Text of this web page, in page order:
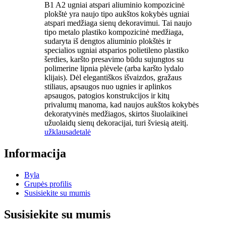
B1 A2 ugniai atspari aliuminio kompozicinė
plokštė yra naujo tipo aukštos kokybės ugniai
atspari medžiaga sienų dekoravimui. Tai naujo
tipo metalo plastiko kompozicinė medžiaga,
sudaryta iš dengtos aliuminio plokštės ir
specialios ugniai atsparios polietileno plastiko
šerdies, karšto presavimo būdu sujungtos su
polimerine lipnia plėvele (arba karšto lydalo
klijais). Dėl elegantiškos išvaizdos, gražaus
stiliaus, apsaugos nuo ugnies ir aplinkos
apsaugos, patogios konstrukcijos ir kitų
privalumų manoma, kad naujos aukštos kokybės
dekoratyvinės medžiagos, skirtos šiuolaikinei
užuolaidų sienų dekoracijai, turi šviesią ateitį.
užklausadetalė
Informacija
Byla
Grupės profilis
Susisiekite su mumis
Susisiekite su mumis